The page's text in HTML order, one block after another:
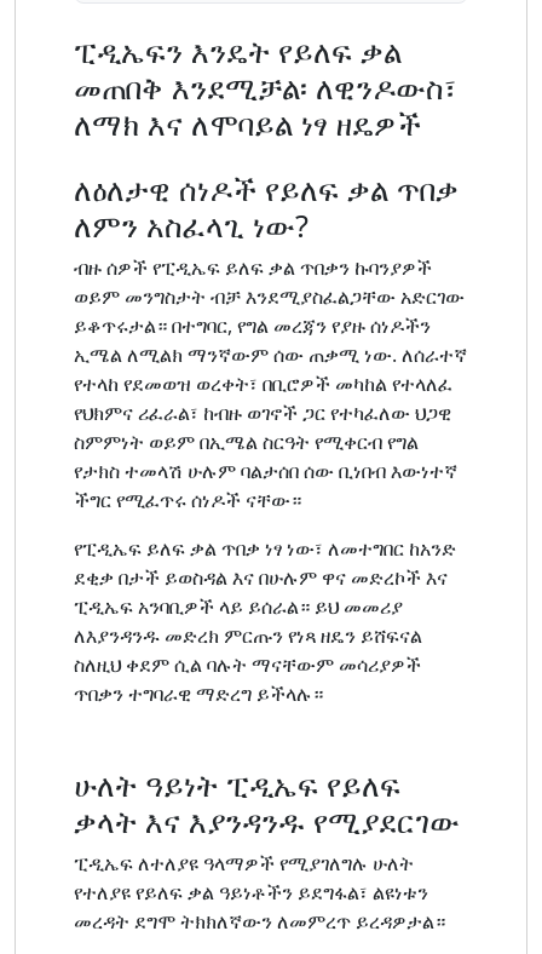
ፒዲኤፍን እንዴት የይለፍ ቃል
መጠበቅ እንደሚቻል፡ ለዊንዶውስ፣
ለማክ እና ለሞባይል ነፃ ዘዴዎች
ለዕለታዊ ሰነዶች የይለፍ ቃል ጥበቃ
ለምን አስፈላጊ ነው?
ብዙ ሰዎች የፒዲኤፍ ይለፍ ቃል ጥበቃን ኩባንያዎች
ወይም መንግስታት ብቻ እንደሚያስፈልጋቸው አድርገው
ይቆጥሩታል። በተግባር, የግል መረጃን የያዙ ሰነዶችን
ኢሜል ለሚልክ ማንኛውም ሰው ጠቃሚ ነው. ለሰራተኛ
የተላከ የደመወዝ ወረቀት፣ በቢሮዎች መካከል የተላለፈ
የህክምና ሪፈራል፣ ከብዙ ወገኖች ጋር የተካፈለው ህጋዊ
ስምምነት ወይም በኢሜል ስርዓት የሚቀርብ የግል
የታክስ ተመላሽ ሁሉም ባልታሰበ ሰው ቢነበብ እውነተኛ
ችግር የሚፈጥሩ ሰነዶች ናቸው።
የፒዲኤፍ ይለፍ ቃል ጥበቃ ነፃ ነው፣ ለመተግበር ከአንድ
ደቂቃ በታች ይወስዳል እና በሁሉም ዋና መድረኮች እና
ፒዲኤፍ አንባቢዎች ላይ ይሰራል። ይህ መመሪያ
ለእያንዳንዱ መድረክ ምርጡን የነጻ ዘዴን ይሸፍናል
ስለዚህ ቀደም ሲል ባሉት ማናቸውም መሳሪያዎች
ጥበቃን ተግባራዊ ማድረግ ይችላሉ።
ሁለት ዓይነት ፒዲኤፍ የይለፍ
ቃላት እና እያንዳንዱ የሚያደርገው
ፒዲኤፍ ለተለያዩ ዓላማዎች የሚያገለግሉ ሁለት
የተለያዩ የይለፍ ቃል ዓይነቶችን ይደግፋል፣ ልዩነቱን
መረዳት ደግሞ ትክክለኛውን ለመምረጥ ይረዳዎታል።